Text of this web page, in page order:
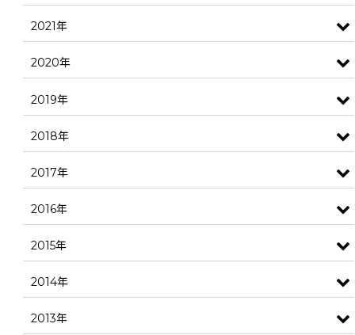
2021年
2020年
2019年
2018年
2017年
2016年
2015年
2014年
2013年